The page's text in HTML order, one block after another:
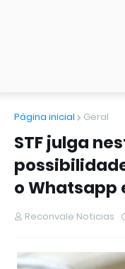
Página inicial Geral
STF julga
o Whatsapp
Reconvale Noticias